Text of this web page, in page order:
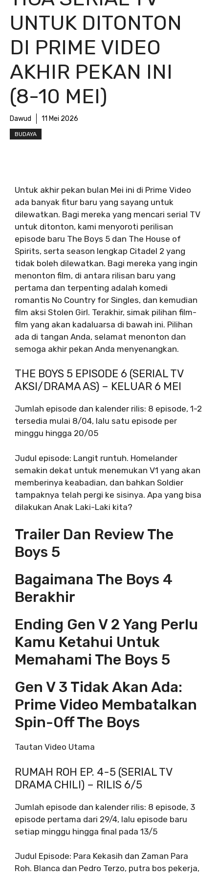
UNTUK DITONTON
DI PRIME VIDEO
AKHIR PEKAN INI
(8-10 MEI)
Dawud 11 Mei 2026
BUDAYA
Untuk akhir pekan bulan Mei ini di Prime Video
ada banyak fitur baru yang sayang untuk
dilewatkan. Bagi mereka yang mencari serial TV
untuk ditonton, kami menyoroti perilisan
episode baru The Boys 5 dan The House of
Spirits, serta season lengkap Citadel 2 yang
tidak boleh dilewatkan. Bagi mereka yang ingin
menonton film, di antara rilisan baru yang
pertama dan terpenting adalah komedi
romantis No Country for Singles, dan kemudian
film aksi Stolen Girl. Terakhir, simak pilihan film-
film yang akan kadaluarsa di bawah ini. Pilihan
ada di tangan Anda, selamat menonton dan
semoga akhir pekan Anda menyenangkan.
THE BOYS 5 EPISODE 6 (SERIAL TV
AKSI/DRAMA AS) – KELUAR 6 MEI
Jumlah episode dan kalender rilis: 8 episode, 1-2
tersedia mulai 8/04, lalu satu episode per
minggu hingga 20/05
Judul episode: Langit runtuh. Homelander
semakin dekat untuk menemukan V1 yang akan
memberinya keabadian, dan bahkan Soldier
tampaknya telah pergi ke sisinya. Apa yang bisa
dilakukan Anak Laki-Laki kita?
Trailer Dan Review The
Boys 5
Bagaimana The Boys 4
Berakhir
Ending Gen V 2 Yang Perlu
Kamu Ketahui Untuk
Memahami The Boys 5
Gen V 3 Tidak Akan Ada:
Prime Video Membatalkan
Spin-Off The Boys
Tautan Video Utama
RUMAH ROH EP. 4-5 (SERIAL TV
DRAMA CHILI) – RILIS 6/5
Jumlah episode dan kalender rilis: 8 episode, 3
episode pertama dari 29/4, lalu episode baru
setiap minggu hingga final pada 13/5
Judul Episode: Para Kekasih dan Zaman Para
Roh. Blanca dan Pedro Terzo, putra bos pekerja,